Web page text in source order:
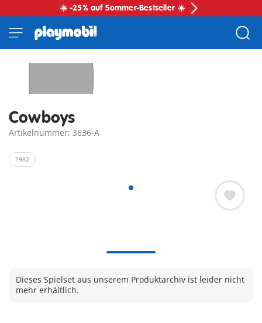
☀️ -25% auf Sommer-Bestseller ☀️
Cowboys
Artikelnummer: 3636-A
1982
Dieses Spielset aus unserem Produktarchiv ist leider nicht
mehr erhältlich.